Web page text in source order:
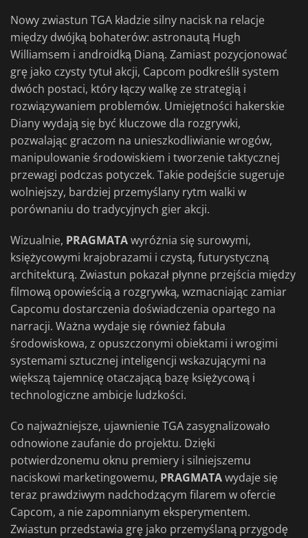
Nowy zwiastun TGA kładzie silny nacisk na relacje
między dwójką bohaterów: astronautą Hugh
Williamsem i androidką Dianą. Zamiast pozycjonować
grę jako czysty tytuł akcji, Capcom podkreślił system
dwóch postaci, który łączy walkę ze strategią i
rozwiązywaniem problemów. Umiejętności hakerskie
Diany wydają się być kluczowe dla rozgrywki,
pozwalając graczom na unieszkodliwianie wrogów,
manipulowanie środowiskiem i tworzenie taktycznej
przewagi podczas potyczek. Takie podejście sugeruje
wolniejszy, bardziej przemyślany rytm walki w
porównaniu do tradycyjnych gier akcji.
Wizualnie, PRAGMATAwyróżnia się surowymi,
księżycowymi krajobrazami i czystą, futurystyczną
architekturą. Zwiastun pokazał płynne przejścia między
filmową opowieścią a rozgrywką, wzmacniając zamiar
Capcomu dostarczenia doświadczenia opartego na
narracji. Ważna wydaje się również fabuła
środowiskowa, z opuszczonymi obiektami i wrogimi
systemami sztucznej inteligencji wskazującymi na
większą tajemnicę otaczającą bazę księżycową i
technologiczne ambicje ludzkości.
Co najważniejsze, ujawnienie TGA zasygnalizowało
odnowione zaufanie do projektu. Dzięki
potwierdzonemu oknu premiery i silniejszemu
naciskowi marketingowemu, PRAGMATAwydaje się
teraz prawdziwym nadchodzącym filarem w ofercie
Capcom, a nie zapomnianym eksperymentem.
Zwiastun przedstawia grę jako przemyślaną przygodę